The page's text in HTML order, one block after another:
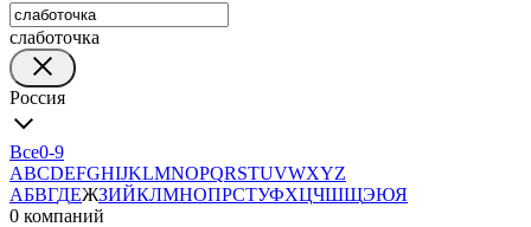
слаботочка
Россия
Все0-9
ABCDEFGHIJKLMNOPQRSTUVWXYZ
АБВГДЕЖЗИЙКЛМНОПРСТУФХЦЧШЩЭЮЯ
0 компаний